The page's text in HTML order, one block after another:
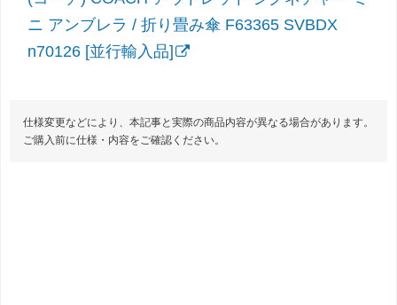
ニ アンブレラ / 折り畳み傘 F63365 SVBDX
n70126 [並行輸入品]
仕様変更などにより、本記事と実際の商品内容が異なる場合があります。
ご購入前に仕様・内容をご確認ください。